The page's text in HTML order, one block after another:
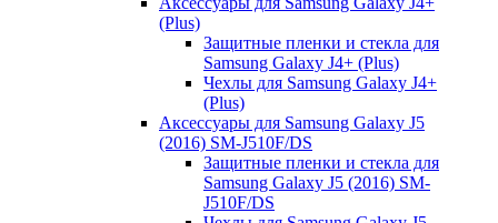
(Plus)
Защитные пленки и стекла для
Samsung Galaxy J4+ (Plus)
Чехлы для Samsung Galaxy J4+
(Plus)
Аксессуары для Samsung Galaxy J5
(2016) SM-J510F/DS
Защитные пленки и стекла для
Samsung Galaxy J5 (2016) SM-
J510F/DS